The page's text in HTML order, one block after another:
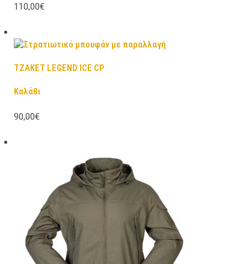
110,00€
ΤΖΑΚΕΤ LEGEND ICE CP
Καλάθι
90,00€